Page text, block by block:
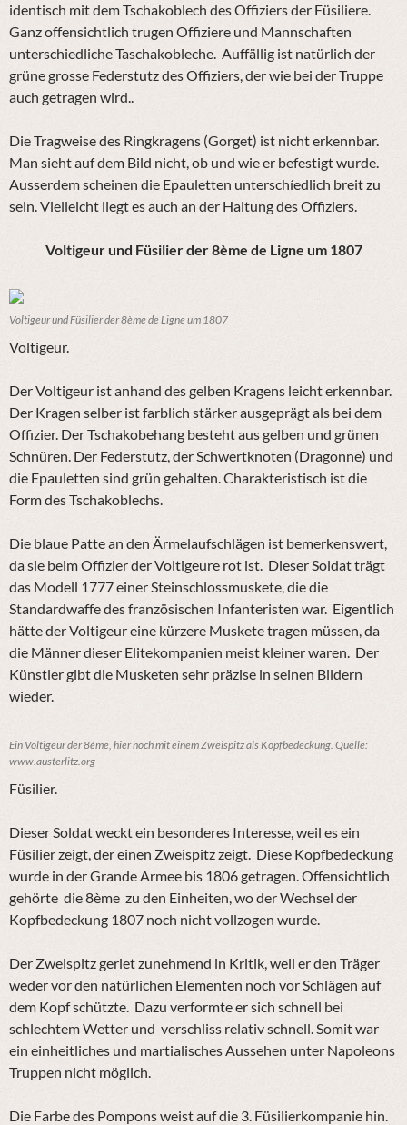
identisch mit dem Tschakoblech des Offiziers der Füsiliere.
Ganz offensichtlich trugen Offiziere und Mannschaften
unterschiedliche Taschakobleche. Auffällig ist natürlich der
grüne grosse Federstutz des Offiziers, der wie bei der Truppe
auch getragen wird..
Die Tragweise des Ringkragens (Gorget) ist nicht erkennbar.
Man sieht auf dem Bild nicht, ob und wie er befestigt wurde.
Ausserdem scheinen die Epauletten unterschíedlich breit zu
sein. Vielleicht liegt es auch an der Haltung des Offiziers.
Voltigeur und Füsilier der 8ème de Ligne um 1807
Voltigeur und Füsilier der 8ème de Ligne um 1807
Voltigeur.
DerVoltigeur istanhand des gelben Kragens leicht erkennbar.
Der Kragen selber ist farblich stärker ausgeprägt als bei dem
Offizier. Der Tschakobehang besteht aus gelben und grünen
Schnüren. Der Federstutz, der Schwertknoten (Dragonne) und
die Epauletten sind grün gehalten. Charakteristisch ist die
Form des Tschakoblechs.
Die blaue Patte an den Ärmelaufschlägen ist bemerkenswert,
da sie beim Offizier der Voltigeure rot ist. DieserSoldatträgt
das Modell 1777einerSteinschlossmuskete, die die
Standardwaffe desfranzösischen Infanteristen war. Eigentlich
hätte der Voltigeur eine kürzere Muskete tragen müssen, da
die Männer dieser Elitekompanien meist kleiner waren. Der
Künstlergibt die Musketen sehr präzise in seinen Bildern
wieder.
Ein Voltigeur der 8ème, hier noch mit einem Zweispitz als Kopfbedeckung. Quelle:
www.austerlitz.org
Füsilier.
Dieser Soldat wecktein besonderes Interesse,weil esein
Füsilier zeigt, der einen Zweispitz zeigt. Diese Kopfbedeckung
wurde in der Grande Armee bis 1806 getragen. Offensichtlich
gehörte die 8ème zu den Einheiten, wo der Wechsel der
Kopfbedeckung 1807 noch nicht vollzogen wurde.
Der Zweispitz geriet zunehmend in Kritik, weil er den Träger
weder vor den natürlichen Elementen noch vor Schlägen auf
dem Kopf schützte. Dazu verformte er sich schnell bei
schlechtem Wetter und verschliss relativ schnell. Somit war
ein einheitliches und martialisches Aussehen unter Napoleons
Truppen nicht möglich.
Die Farbe des Pompons weist auf die 3. Füsilierkompanie hin.